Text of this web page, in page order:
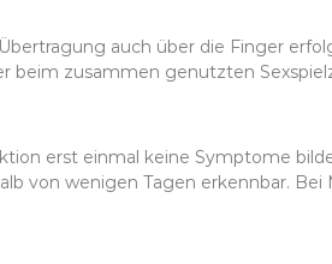
auch über die Finger
beim zusammen genutzten
erst einmal keine Symptome
von wenigen Tagen erkennbar. Bei